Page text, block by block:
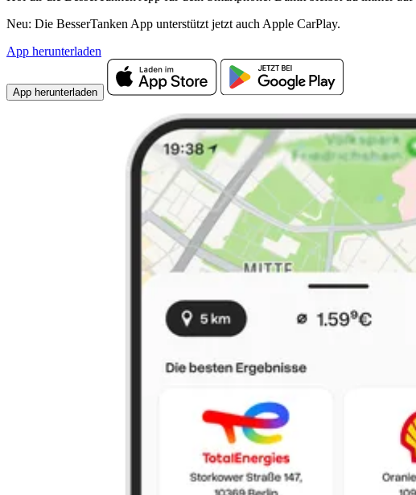
Neu: Die BesserTanken App unterstützt jetzt auch Apple CarPlay.
App herunterladen
App herunterladen